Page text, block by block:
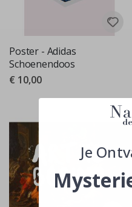
Poster - Adidas
Schoenendoos
€ 10,00
Je